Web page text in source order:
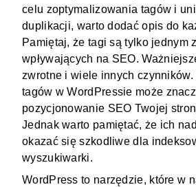
celu zoptymalizowania tagów i
duplikacji, warto dodać opis do
Pamiętaj, że tagi są tylko jednym
wpływających na SEO.
zwrotne i wiele innych czynników.
tagów w WordPressie może
pozycjonowanie SEO Twojej
Jednak warto pamiętać, że ich
okazać się szkodliwe dla
wyszukiwarki.
WordPress to narzędzie, które w